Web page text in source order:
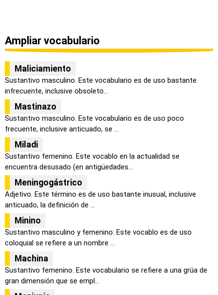
Ampliar vocabulario
Maliciamiento
Sustantivo masculino. Este vocabulario es de uso bastante
infrecuente, inclusive obsoleto...
Mastinazo
Sustantivo masculino. Este vocabulario es de uso poco
frecuente, inclusive anticuado, se ...
Miladi
Sustantivo femenino. Este vocablo en la actualidad se
encuentra desusado (en antigüedades...
Meningogástrico
Adjetivo. Este término es de uso bastante inusual, inclusive
anticuado, la definición de ...
Minino
Sustantivo masculino y femenino. Este vocablo es de uso
coloquial se refiere a un nombre ...
Machina
Sustantivo femenino. Este vocabulario se refiere a una grúa de
gran dimensión que se empl...